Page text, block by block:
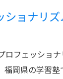
ショナリ
ロフェッショ
福岡県の学習塾